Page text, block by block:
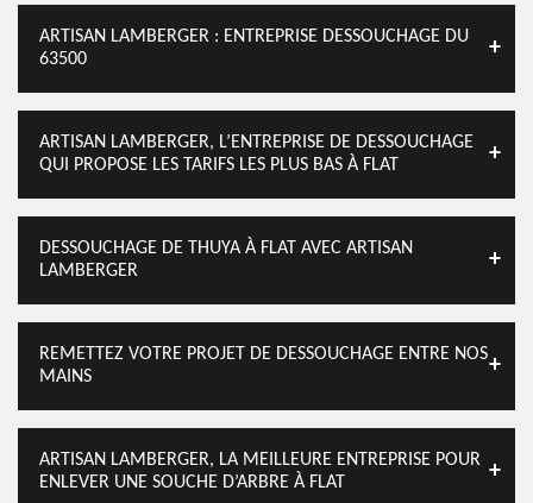
ARTISAN LAMBERGER : ENTREPRISE DESSOUCHAGE DU
63500
ARTISAN LAMBERGER, L’ENTREPRISE DE DESSOUCHAGE
QUI PROPOSE LES TARIFS LES PLUS BAS À FLAT
DESSOUCHAGE DE THUYA À FLAT AVEC ARTISAN
LAMBERGER
REMETTEZ VOTRE PROJET DE DESSOUCHAGE ENTRE NOS
MAINS
ARTISAN LAMBERGER, LA MEILLEURE ENTREPRISE POUR
ENLEVER UNE SOUCHE D’ARBRE À FLAT